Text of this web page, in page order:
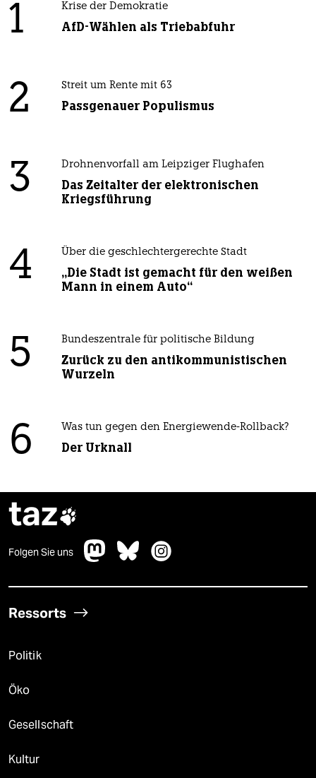
1 Krise der Demokratie
AfD-Wählen als Triebabfuhr
2 Streit um Rente mit 63
Passgenauer Populismus
3 Drohnenvorfall am Leipziger Flughafen
Das Zeitalter der elektronischen
Kriegsführung
4 Über die geschlechtergerechte Stadt
„Die Stadt ist gemacht für den weißen
Mann in einem Auto“
5 Bundeszentrale für politische Bildung
Zurück zu den antikommunistischen
Wurzeln
6 Was tun gegen den Energiewende-Rollback?
Der Urknall
taz
Folgen Sie uns
Ressorts
Politik
Öko
Gesellschaft
Kultur